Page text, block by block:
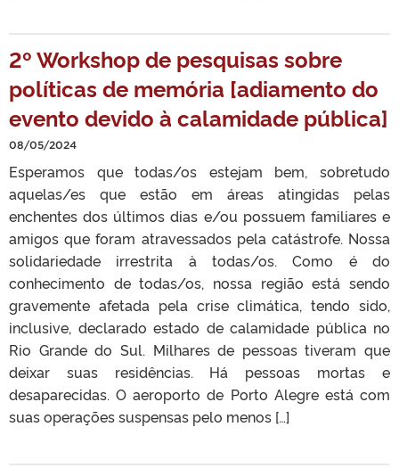
2º Workshop de pesquisas sobre
políticas de memória [adiamento do
evento devido à calamidade pública]
08/05/2024
Esperamos que todas/os estejam bem, sobretudo
aquelas/es que estão em áreas atingidas pelas
enchentes dos últimos dias e/ou possuem familiares e
amigos que foram atravessados pela catástrofe. Nossa
solidariedade irrestrita à todas/os. Como é do
conhecimento de todas/os, nossa região está sendo
gravemente afetada pela crise climática, tendo sido,
inclusive, declarado estado de calamidade pública no
Rio Grande do Sul. Milhares de pessoas tiveram que
deixar suas residências. Há pessoas mortas e
desaparecidas. O aeroporto de Porto Alegre está com
suas operações suspensas pelo menos […]